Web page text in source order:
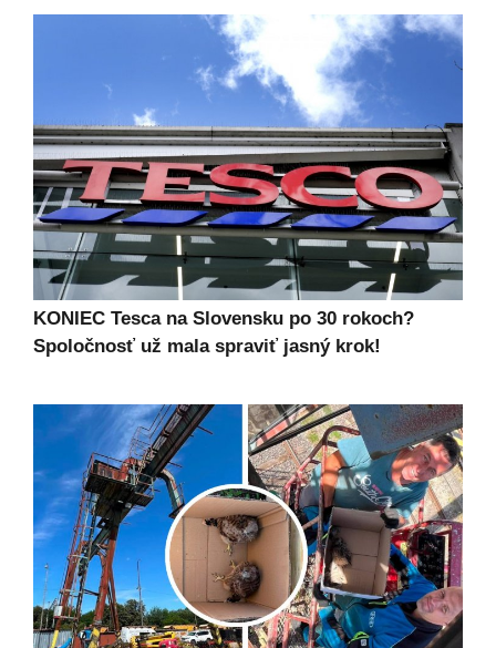
KONIEC Tesca na Slovensku po 30 rokoch?
Spoločnosť už mala spraviť jasný krok!